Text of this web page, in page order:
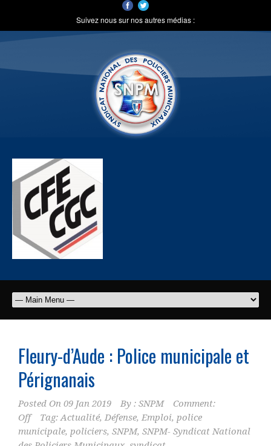
Suivez nous sur nos autres médias :
Fleury-d’Aude : Police municipale et
Pérignanais
Posted On 09 Jan 2019 By : SNPM
Comment:
Off
Tag:Actualité, Défense, Emploi, police
municipale, policiers, SNPM, SNPM- Syndicat National